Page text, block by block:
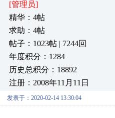
[管理员]
精华：4帖
求助：4帖
帖子：1023帖 | 7244回
年度积分：1284
历史总积分：18892
注册：2008年11月11日
发表于：2020-02-14 13:30:04